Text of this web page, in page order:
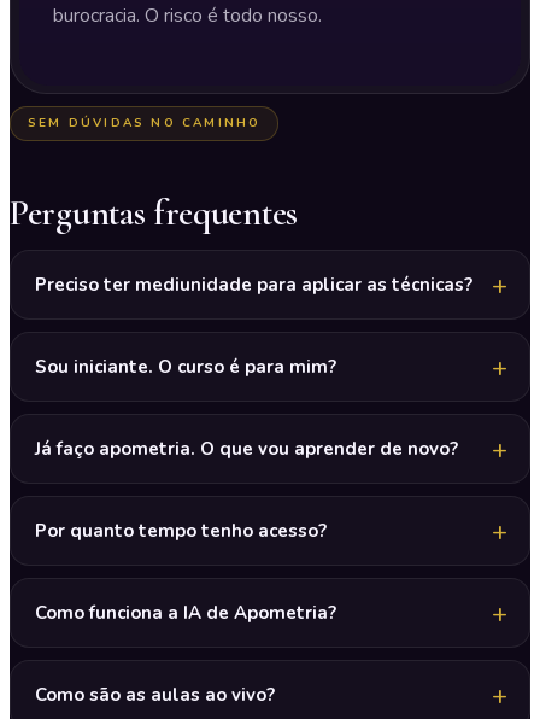
burocracia. O risco é todo nosso.
SEM DÚVIDAS NO CAMINHO
Perguntas frequentes
Preciso ter mediunidade para aplicar as técnicas?
Sou iniciante. O curso é para mim?
Já faço apometria. O que vou aprender de novo?
Por quanto tempo tenho acesso?
Como funciona a IA de Apometria?
Como são as aulas ao vivo?